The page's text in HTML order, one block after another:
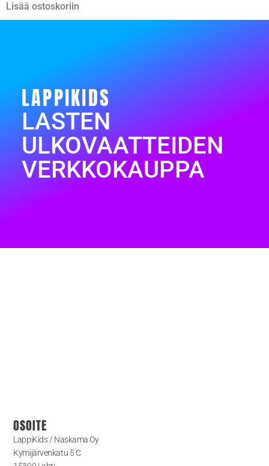
Lisää ostoskoriin
LAPPIKIDS
LASTEN
ULKOVAATTEIDEN
VERKKOKAUPPA
OSOITE
LappiKids / Naskama Oy
Kymijärvenkatu 5 C